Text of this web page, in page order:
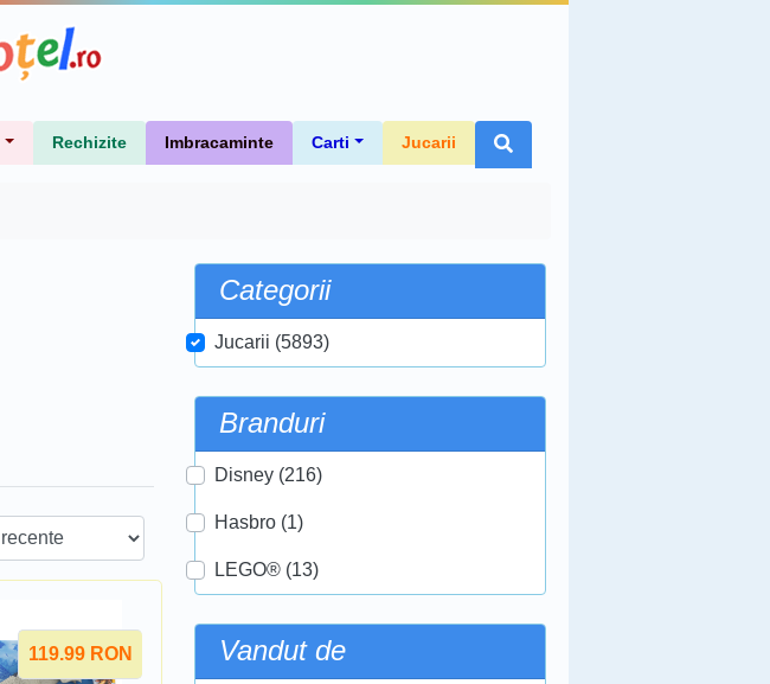
Rechizite Imbracaminte Carti Jucarii
119.99 RON
Categorii
Jucarii (5893)
Branduri
Disney (216)
Hasbro (1)
LEGO® (13)
Vandut de